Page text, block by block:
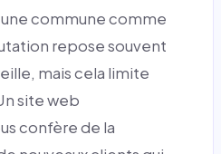
commune comme
repose souvent
mais cela limite
site web
confère de la